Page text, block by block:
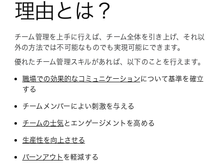
理由とは？
チーム管理を上手に行えば、チーム全体を引き上げ、それ以
外の方法では不可能なものでも実現可能にできます。
優れたチーム管理スキルがあれば、以下のことを行えます。
職場での効果的なコミュニケーション について基準を確立
する
チームメンバーによい刺激を与える
チームの士気とエンゲージメントを高める
生産性を向上させる
バーンアウト を軽減する